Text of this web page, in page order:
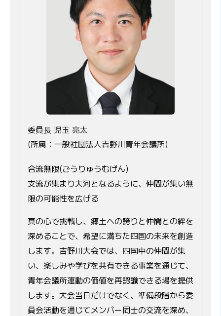
委員長 児玉 亮太
(所属：一般社団法人吉野川青年会議所)
合流無限(ごうりゅうむげん)
支流が集まり大河となるように、仲間が集い無
限の可能性を広げる
真の心で挑戦し、郷土への誇りと仲間との絆を
深めることで、希望に満ちた四国の未来を創造
します。吉野川大会では、四国中の仲間が集
い、楽しみや学びを共有できる事業を通じて、
青年会議所運動の価値を再認識できる場を提供
します。大会当日だけでなく、準備段階から委
員会活動を通じてメンバー同士の交流を深め、